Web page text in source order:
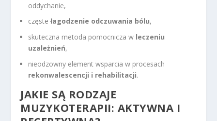
oddychanie,
częstełagodzenie odczuwania bólu,
skuteczna metoda pomocnicza w leczeniu
uzależnień,
nieodzowny element wsparcia w procesach
rekonwalescencji i rehabilitacji.
JAKIE SĄ RODZAJE
MUZYKOTERAPII: AKTYWNA I